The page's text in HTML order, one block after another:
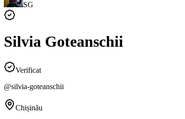
SG
Silvia Goteanschii
Verificat
@silvia-goteanschii
Chișinău